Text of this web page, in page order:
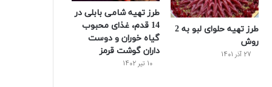
طرز تهیه حلوای لبو به 2
روش
27 آذر 1401
طرز تهیه شامی بابلی در
14 قدم، غذای محبوب
گیاه خوران و دوست
داران گوشت قرمز
10 تیر 1402